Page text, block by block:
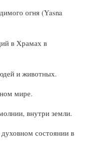
огня (Yasna
в Храмах в
и животных.
мире.
внутри земли.
состоянии в